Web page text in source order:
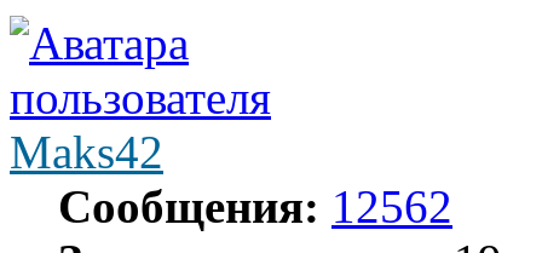
Maks42
Сообщения: 12562